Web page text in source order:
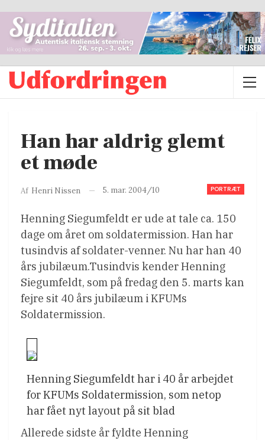
Han har aldrig glemt
et møde
PORTRÆT
Af Henri Nissen 5. mar. 2004/10
Henning Siegumfeldt er ude at tale ca. 150
dage om året om soldatermission. Han har
tusindvis af soldater-venner. Nu har han 40
års jubilæum.Tusindvis kender Henning
Siegumfeldt, som på fredag den 5. marts kan
fejre sit 40 års jubilæum i KFUMs
Soldatermission.
Henning Siegumfeldt har i 40 år arbejdet
for KFUMs Soldatermission, som netop
har fået nyt layout på sit blad
Allerede sidste år fyldte Henning